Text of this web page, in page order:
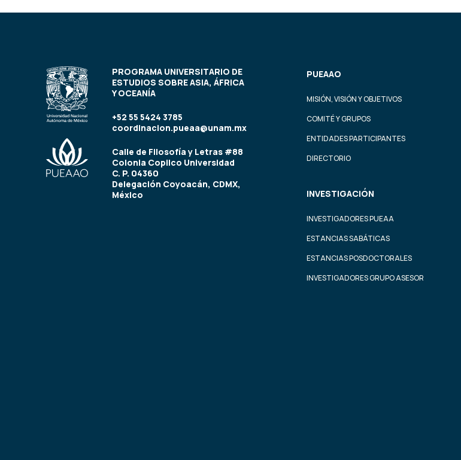
PROGRAMA UNIVERSITARIO DE
ESTUDIOS SOBRE ASIA, ÁFRICA
Y OCEANÍA
+52 55 5424 3785
coordinacion.pueaa@unam.mx
Calle de Filosofía y Letras #88
Colonia Copilco Universidad
C. P. 04360
Delegación Coyoacán, CDMX,
México
PUEAAO
MISIÓN, VISIÓN Y OBJETIVOS
COMITÉ Y GRUPOS
ENTIDADES PARTICIPANTES
DIRECTORIO
INVESTIGACIÓN
INVESTIGADORES PUEAA
ESTANCIAS SABÁTICAS
ESTANCIAS POSDOCTORALES
INVESTIGADORES GRUPO ASESOR